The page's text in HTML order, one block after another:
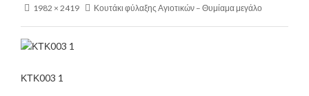
1982 × 2419 Κουτάκι φύλαξης Αγιοτικών – Θυμίαμα μεγάλο
ΚΤΚ003 1